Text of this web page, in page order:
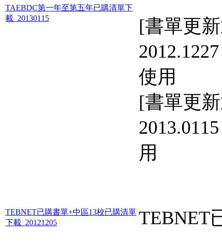
TAEBDC第一年至第五年已購清單下
載_20130115
[書單更
使用
[書單更
用
TEBNET已購書單+中區13校已購清單
下載_20121205
TEBNET